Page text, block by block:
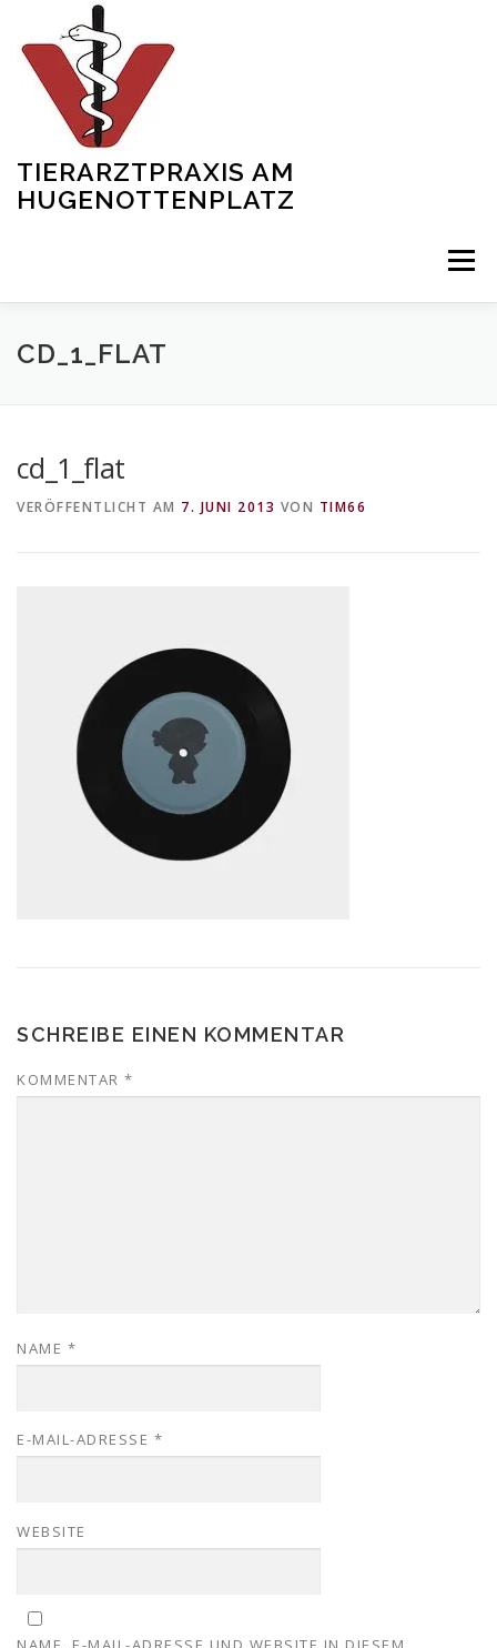
springen
TIERARZTPRAXIS AM
HUGENOTTENPLATZ
Menü
START ÜBER UNS
DATENSCHUTZERKLÄRUNG
CD_1_FLAT
cd_1_flat
VERÖFFENTLICHT AM 7. JUNI 2013 VON TIM66
SCHREIBE EINEN KOMMENTAR
KOMMENTAR *
NAME *
E-MAIL-ADRESSE *
WEBSITE